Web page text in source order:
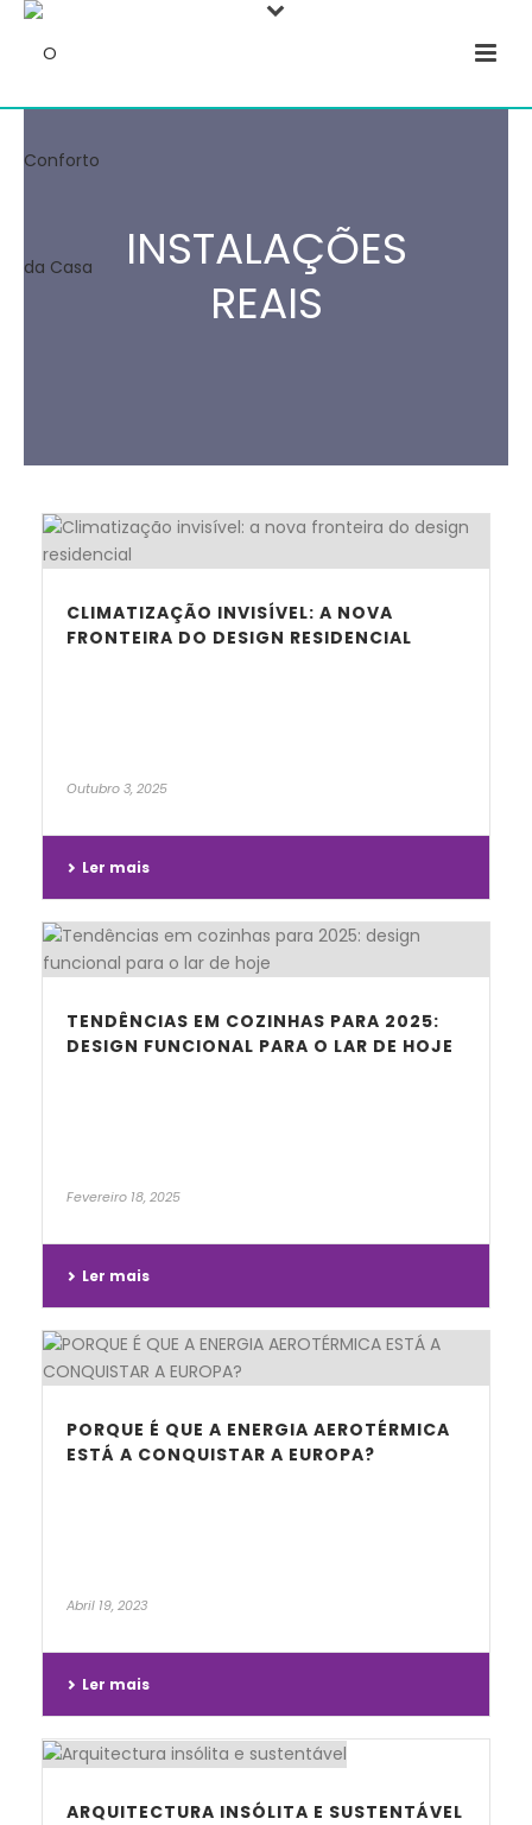
INSTALAÇÕES
REAIS
CLIMATIZAÇÃO INVISÍVEL: A NOVA
FRONTEIRA DO DESIGN RESIDENCIAL
Outubro 3, 2025
Ler mais
TENDÊNCIAS EM COZINHAS PARA 2025:
DESIGN FUNCIONAL PARA O LAR DE HOJE
Fevereiro 18, 2025
Ler mais
PORQUE É QUE A ENERGIA AEROTÉRMICA
ESTÁ A CONQUISTAR A EUROPA?
Abril 19, 2023
Ler mais
ARQUITECTURA INSÓLITA E SUSTENTÁVEL